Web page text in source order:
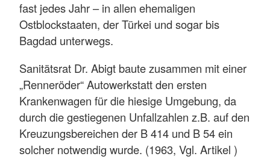
fast jedes Jahr – in allen ehemaligen
Ostblockstaaten, der Türkei und sogar bis
Bagdad unterwegs.
Sanitätsrat Dr. Abigt baute zusammen mit einer
„Renneröder“ Autowerkstatt den ersten
Krankenwagen für die hiesige Umgebung, da
durch die gestiegenen Unfallzahlen z.B. auf den
Kreuzungsbereichen der B 414 und B 54 ein
solcher notwendig wurde. (1963, Vgl. Artikel )